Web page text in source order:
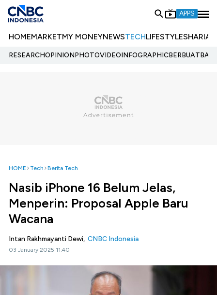
APPS
HOMEMARKETMY MONEYNEWSTECHLIFESTYLESHARIA
RESEARCHOPINIONPHOTOVIDEOINFOGRAPHIC
HOME Tech Berita Tech
Nasib iPhone 16 Belum Jelas,
Menperin: Proposal Apple Baru
Wacana
Intan Rakhmayanti Dewi, CNBC Indonesia
03 January 2025 11:40